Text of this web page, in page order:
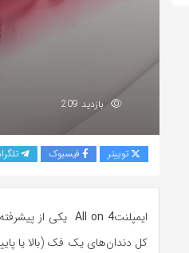
بازدید 209
توییتر فیسبوک
ایمپلنتAll on 4 یکی از
کل دندان‌های یک فک (بالا یا